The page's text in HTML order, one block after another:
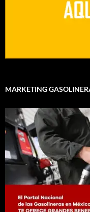
MARKETING